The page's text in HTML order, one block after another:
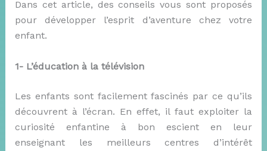
Dans cet article, des conseils vous sont proposés
pour développer l’esprit d’aventure chez votre
enfant.
1- L’éducation à la télévision
Les enfants sont facilement fascinés par ce qu’ils
découvrent à l’écran. En effet, il faut exploiter la
curiosité enfantine à bon escient en leur
enseignant les meilleurs centres d’intérêt